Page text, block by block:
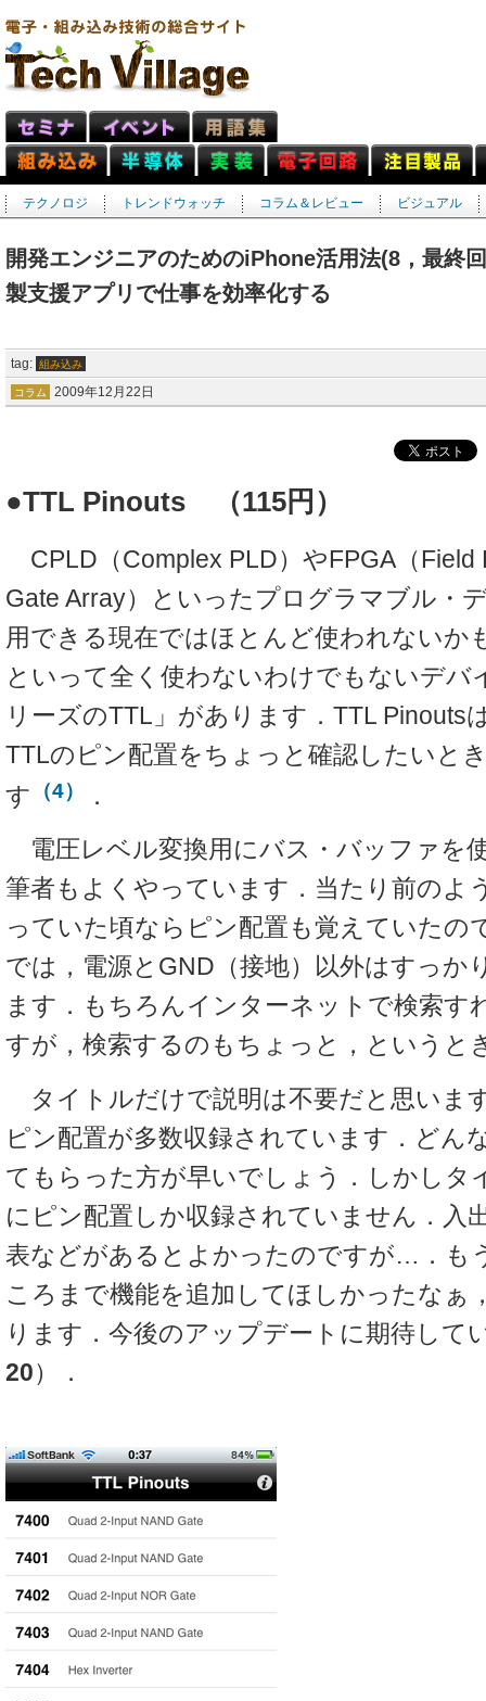
テクノロジ トレンドウォッチ コラム＆レビュー ビジュアル
開発エンジニアのためのiPhone活用法(8，最
製支援アプリで仕事を効率化する
tag: 組み込み
コラム 2009年12月22日
●TTL Pinouts （115円）
CPLD（Complex PLD）やFPGA（Field
Gate Array）といったプログラマブル・
用できる現在ではほとんど使われないか
といって全く使わないわけでもないデバ
リーズのTTL」があります．TTL Pinouts
TTLのピン配置をちょっと確認したいと
す （4）
．
電圧レベル変換用にバス・バッファを
筆者もよくやっています．当たり前のよ
っていた頃ならピン配置も覚えていたの
では，電源とGND（接地）以外はすっか
ます．もちろんインターネットで検索す
すが，検索するのもちょっと，というと
タイトルだけで説明は不要だと思いま
ピン配置が多数収録されています．どん
てもらった方が早いでしょう．しかしタ
にピン配置しか収録されていません．入
表などがあるとよかったのですが…．も
ころまで機能を追加してほしかったなぁ
ります．今後のアップデートに期待して
20）．